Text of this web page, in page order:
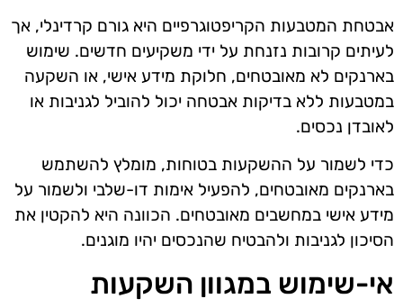
אבטחת המטבעות הקריפטוגרפיים היא גורם קרדינלי, אך
לעיתים קרובות נזנחת על ידי משקיעים חדשים. שימוש
בארנקים לא מאובטחים, חלוקת מידע אישי, או השקעה
במטבעות ללא בדיקות אבטחה יכול להוביל לגניבות או
לאובדן נכסים.
כדי לשמור על ההשקעות בטוחות, מומלץ להשתמש
בארנקים מאובטחים, להפעיל אימות דו-שלבי ולשמור על
מידע אישי במחשבים מאובטחים. הכוונה היא להקטין את
הסיכון לגניבות ולהבטיח שהנכסים יהיו מוגנים.
אי-שימוש במגוון השקעות